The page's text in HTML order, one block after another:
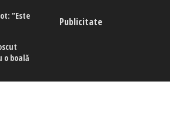
”Este
o boală
Publicitate